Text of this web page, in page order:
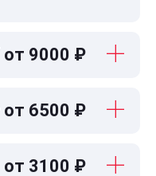
от 9000 ₽
от 6500 ₽
от 3100 ₽